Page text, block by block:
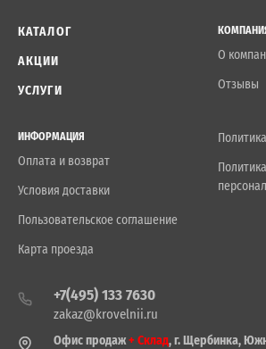
КАТАЛОГ
АКЦИИ
УСЛУГИ
О
Отзывы
ИНФОРМАЦИЯ
Оплата и возврат
Условия доставки
Пользовательское соглашение
Карта проезда
+7(495) 133 7630
zakaz@krovelnii.ru
Офис продаж+ Склад, г. Щербинка,